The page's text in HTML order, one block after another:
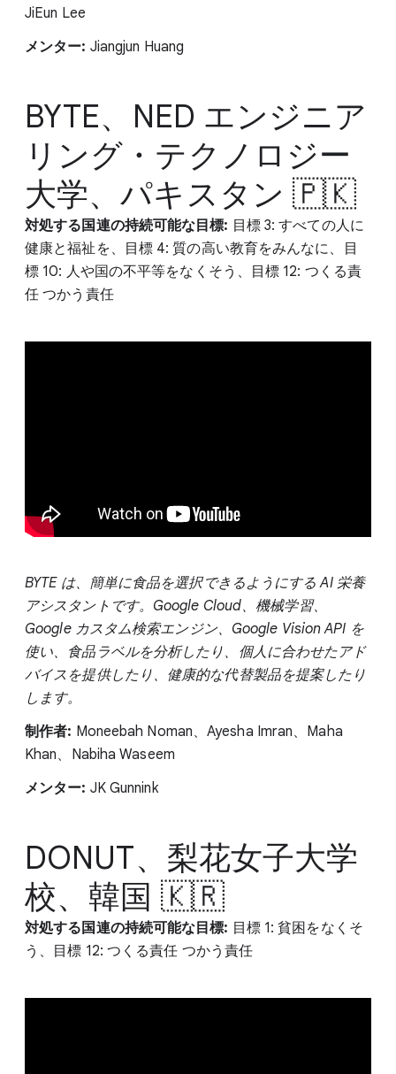
JiEun Lee
メンター: Jiangjun Huang
BYTE、NED エンジニア
リング・テクノロジー
大学、パキスタン 🇵🇰
対処する国連の持続可能な目標: 目標 3: すべての人に
健康と福祉を、目標 4: 質の高い教育をみんなに、目
標 10: 人や国の不平等をなくそう、目標 12: つくる責
任 つかう責任
BYTE は、簡単に食品を選択できるようにする AI 栄養
アシスタントです。Google Cloud、機械学習、
Google カスタム検索エンジン、Google Vision API を
使い、食品ラベルを分析したり、個人に合わせたアド
バイスを提供したり、健康的な代替製品を提案したり
します。
制作者: Moneebah Noman、Ayesha Imran、Maha
Khan、Nabiha Waseem
メンター: JK Gunnink
DONUT、梨花女子大学
校、韓国 🇰🇷
対処する国連の持続可能な目標: 目標 1: 貧困をなくそ
う、目標 12: つくる責任 つかう責任